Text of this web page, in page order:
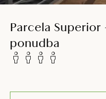
Parcela Superior
ponudba